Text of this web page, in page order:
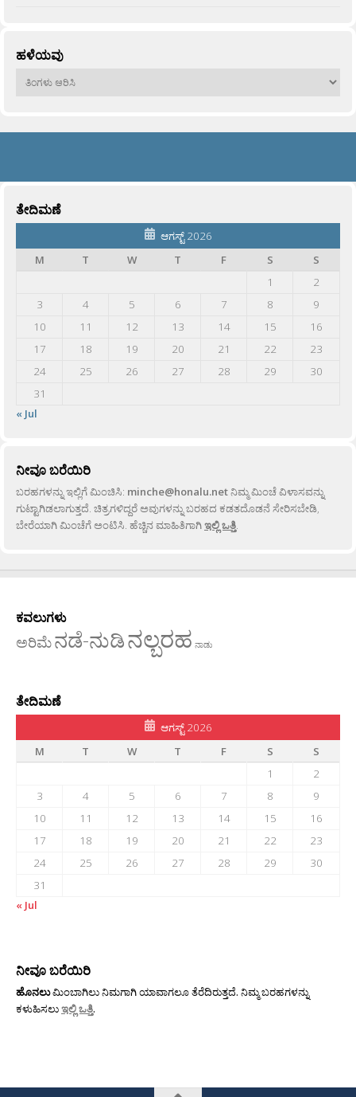
ಹಳೆಯವು
ಹಳೆಯವು
ತೇದಿಮಣೆ
ಆಗಸ್ಟ್ 2026
M
T W T F S
S
1
2
3
4 5 6 7 8
9
10
11 12 13 14 15
16
17
18 19 20 21 22
23
24
25 26 27 28 29
30
31
« Jul
ನೀವೂ ಬರೆಯಿರಿ
ಬರಹಗಳನ್ನು ಇಲ್ಲಿಗೆ ಮಿಂಚಿಸಿ: minche@honalu.netನಿಮ್ಮ ಮಿಂಚೆ ವಿಳಾಸವನ್ನು
ಗುಟ್ಟಾಗಿಡಲಾಗುತ್ತದೆ. ಚಿತ್ರಗಳಿದ್ದರೆ ಅವುಗಳನ್ನು ಬರಹದ ಕಡತದೊಡನೆ ಸೇರಿಸಬೇಡಿ,
ಬೇರೆಯಾಗಿ ಮಿಂಚೆಗೆ ಅಂಟಿಸಿ. ಹೆಚ್ಚಿನ ಮಾಹಿತಿಗಾಗಿಇಲ್ಲಿ ಒತ್ತಿ.
ಕವಲುಗಳು
ಅರಿಮೆನಡೆ-ನುಡಿನಲ್ಬರಹ ನಾಡು
ತೇದಿಮಣೆ
ಆಗಸ್ಟ್ 2026
M
T W T F S
S
1
2
3
4 5 6 7 8
9
10
11 12 13 14 15
16
17
18 19 20 21 22
23
24
25 26 27 28 29
30
31
« Jul
ನೀವೂ ಬರೆಯಿರಿ
ಹೊನಲುಮಿಂಬಾಗಿಲು ನಿಮಗಾಗಿ ಯಾವಾಗಲೂ ತೆರೆದಿರುತ್ತದೆ. ನಿಮ್ಮ ಬರಹಗಳನ್ನು
ಕಳುಹಿಸಲುಇಲ್ಲಿ ಒತ್ತಿ.